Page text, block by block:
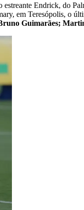
Endrick, do
em Teresópolis, o
Guimarães;